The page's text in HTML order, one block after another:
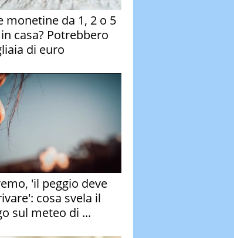
monetine da 1, 2 o 5
casa? Potrebbero
di euro
'il peggio deve
cosa svela il
sul meteo di ...